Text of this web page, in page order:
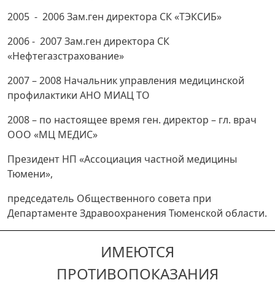
2005 - 2006 Зам.ген директора СК «ТЭКСИБ»
2006 - 2007 Зам.ген директора СК
«Нефтегазстрахование»
2007 – 2008 Начальник управления медицинской
профилактики АНО МИАЦ ТО
2008 – по настоящее время ген. директор – гл. врач
ООО «МЦ МЕДИС»
Президент НП «Ассоциация частной медицины
Тюмени»,
председатель Общественного совета при
Департаменте Здравоохранения Тюменской области.
ИМЕЮТСЯ
ПРОТИВОПОКАЗАНИЯ